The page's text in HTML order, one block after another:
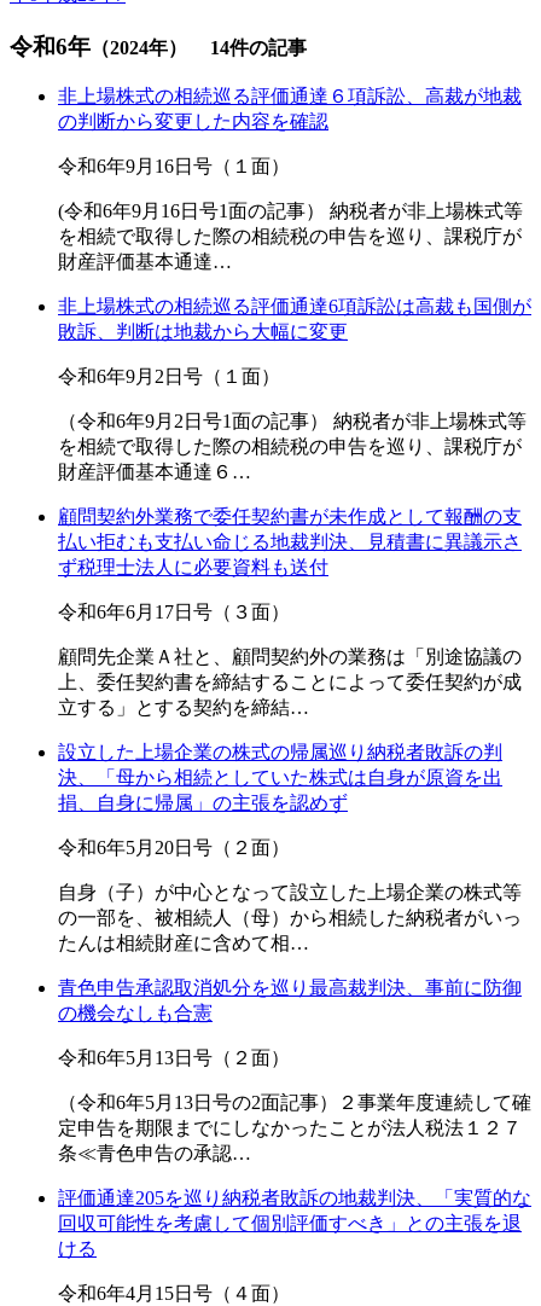
令和6年 （2024年） 14件の記事
非上場株式の相続巡る評価通達６項訴訟、高裁が地裁
の判断から変更した内容を確認
令和6年9月16日号（１面）
(令和6年9月16日号1面の記事） 納税者が非上場株式等
を相続で取得した際の相続税の申告を巡り、課税庁が
財産評価基本通達…
非上場株式の相続巡る評価通達6項訴訟は高裁も国側が
敗訴、判断は地裁から大幅に変更
令和6年9月2日号（１面）
（令和6年9月2日号1面の記事） 納税者が非上場株式等
を相続で取得した際の相続税の申告を巡り、課税庁が
財産評価基本通達６…
顧問契約外業務で委任契約書が未作成として報酬の支
払い拒むも支払い命じる地裁判決、見積書に異議示さ
ず税理士法人に必要資料も送付
令和6年6月17日号（３面）
顧問先企業Ａ社と、顧問契約外の業務は「別途協議の
上、委任契約書を締結することによって委任契約が成
立する」とする契約を締結…
設立した上場企業の株式の帰属巡り納税者敗訴の判
決、「母から相続としていた株式は自身が原資を出
捐、自身に帰属」の主張を認めず
令和6年5月20日号（２面）
自身（子）が中心となって設立した上場企業の株式等
の一部を、被相続人（母）から相続した納税者がいっ
たんは相続財産に含めて相…
青色申告承認取消処分を巡り最高裁判決、事前に防御
の機会なしも合憲
令和6年5月13日号（２面）
（令和6年5月13日号の2面記事）２事業年度連続して確
定申告を期限までにしなかったことが法人税法１２７
条≪青色申告の承認…
評価通達205を巡り納税者敗訴の地裁判決、「実質的な
回収可能性を考慮して個別評価すべき」との主張を退
ける
令和6年4月15日号（４面）